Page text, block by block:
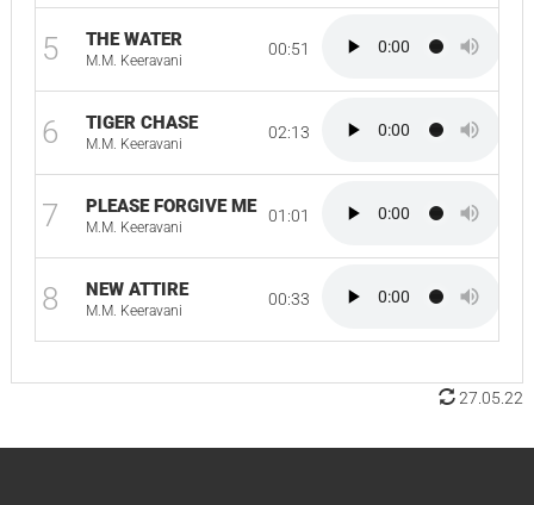
5 THE WATER
M.M. Keeravani
00:51
6 TIGER CHASE
M.M. Keeravani
02:13
7 PLEASE FORGIVE ME
M.M. Keeravani
01:01
8 NEW ATTIRE
M.M. Keeravani
00:33
27.05.22